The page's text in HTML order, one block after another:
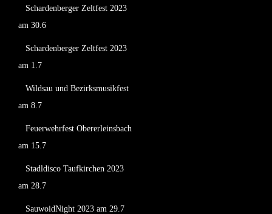
Schardenberger Zeltfest 2023
am 30.6
Schardenberger Zeltfest 2023
am 1.7
Wildsau und Bezirksmusikfest
am 8.7
Feuerwehrfest Obererleinsbach
am 15.7
Stadldisco Taufkirchen 2023
am 28.7
SauwoidNight 2023 am 29.7